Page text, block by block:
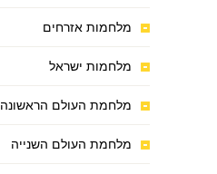
מלחמות אזרחים
מלחמות ישראל
מלחמת העולם הראשונה
מלחמת העולם השנייה